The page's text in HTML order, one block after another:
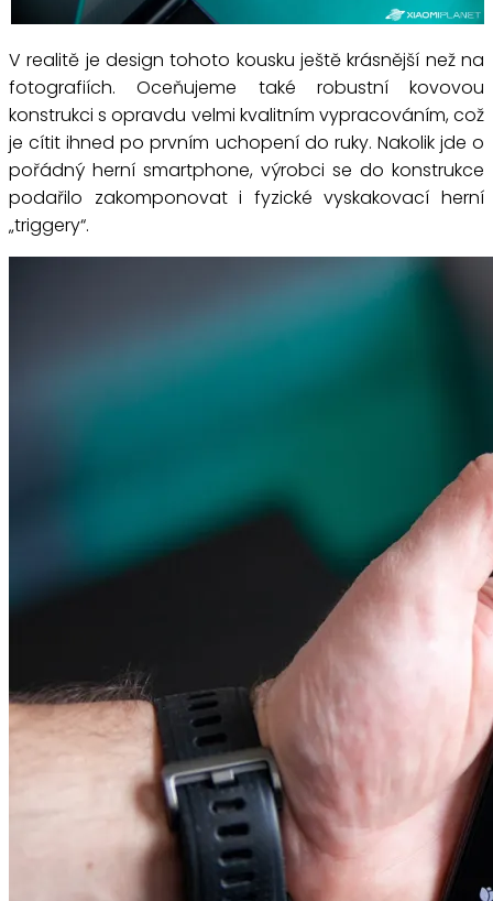
V realitě je design tohoto kousku ještě krásnější než na
fotografiích. Oceňujeme také robustní kovovou
konstrukci s opravdu velmi kvalitním vypracováním, což
je cítit ihned po prvním uchopení do ruky. Nakolik jde o
pořádný herní smartphone, výrobci se do konstrukce
podařilo zakomponovat i fyzické vyskakovací herní
„triggery“.